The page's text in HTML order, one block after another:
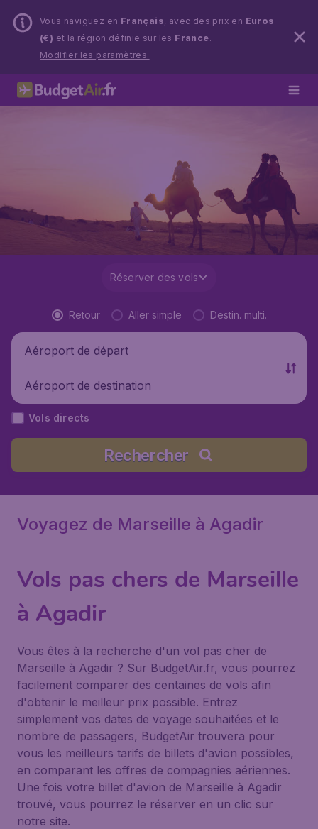
Vous naviguez en Français, avec des prix en Euros
(€) et la région définie sur les France.
Modifier les paramètres.
Réserver des vols
Retour Aller simple Destin. multi.
Aéroport de départ
Aéroport de destination
Vols directs
Rechercher
Voyagez de Marseille à Agadir
Vols pas chers de Marseille
à Agadir
Vous êtes à la recherche d'un vol pas cher de
Marseille à Agadir ? Sur BudgetAir.fr, vous pourrez
facilement comparer des centaines de vols afin
d'obtenir le meilleur prix possible. Entrez
simplement vos dates de voyage souhaitées et le
nombre de passagers, BudgetAir trouvera pour
vous les meilleurs tarifs de billets d'avion possibles,
en comparant les offres de compagnies aériennes.
Une fois votre billet d'avion de Marseille à Agadir
trouvé, vous pourrez le réserver en un clic sur
notre site.